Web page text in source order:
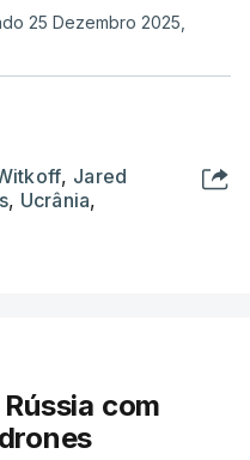
25 Dezembro 2025,
, Jared
, Ucrânia,
com